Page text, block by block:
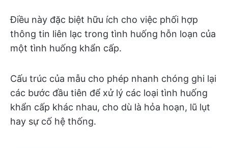
Điều này đặc biệt hữu ích cho việc phối hợp
thông tin liên lạc trong tình huống hỗn loạn của
một tình huống khẩn cấp.
Cấu trúc của mẫu cho phép nhanh chóng ghi lại
các bước đầu tiên để xử lý các loại tình huống
khẩn cấp khác nhau, cho dù là hỏa hoạn, lũ lụt
hay sự cố hệ thống.